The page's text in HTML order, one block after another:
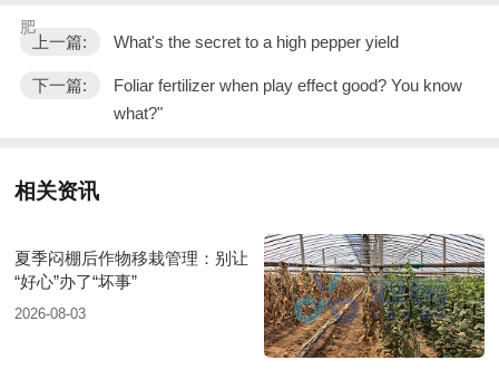
肥
上一篇: What's the secret to a high pepper yield
下一篇:
Foliar fertilizer when play effect good? You know
what?"
相关资讯
夏季闷棚后作物移栽管理：别让
“好心”办了“坏事”
2026-08-03